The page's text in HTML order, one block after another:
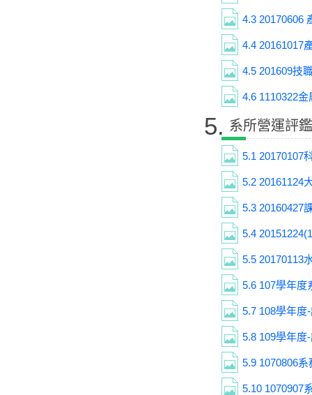
4.3 20170606
4.4 20161017
4.5 201609技
4.6 1110322
5. 系所營運評
5.1 20170107
5.2 20161124
5.3 20160427
5.4
5.5 20170113
5.6 107學年度
5.7 108學年度
5.8 109學年度
5.9 1070806
5.10 1070907